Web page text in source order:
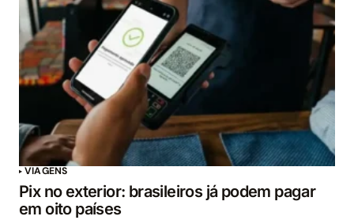
VIAGENS
Pix no exterior: brasileiros já podem pagar
em oito países